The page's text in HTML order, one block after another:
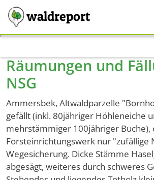
waldreport
Räumungen und
NSG
Ammersbek, Altwaldparzelle
gefällt (inkl. 80jähriger Höhleneiche
mehrstämmiger 100jähriger Buche),
Forsteinrichtungswerk nur "zufällige
Wegesicherung. Dicke Stämme
abgesägt, weiteres durch schweres